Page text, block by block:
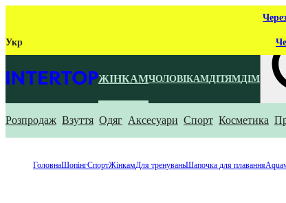
Укр
ЖІНКАМЧОЛОВІКАМДІТЯМДІМ
Що
Розпродаж Взуття Одяг Аксесуари Спорт Косметика
ГоловнаШопінгСпортЖінкамДля тренуваньШапочка для плавання